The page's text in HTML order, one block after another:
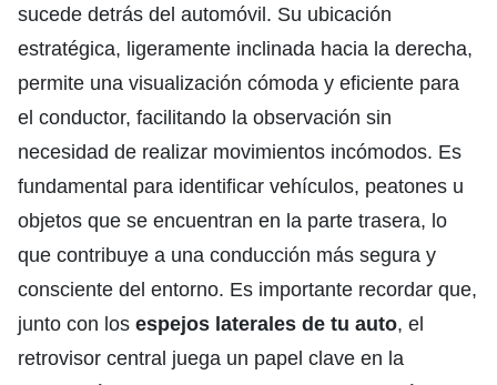
sucede detrás del automóvil. Su ubicación
estratégica, ligeramente inclinada hacia la derecha,
permite una visualización cómoda y eficiente para
el conductor, facilitando la observación sin
necesidad de realizar movimientos incómodos. Es
fundamental para identificar vehículos, peatones u
objetos que se encuentran en la parte trasera, lo
que contribuye a una conducción más segura y
consciente del entorno. Es importante recordar que,
junto con los espejos laterales de tu auto, el
retrovisor central juega un papel clave en la